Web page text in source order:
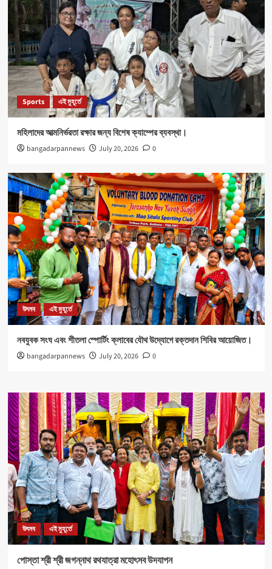
Sports এই মুহূর্তে
মহিলাদের আত্মনির্ভরতা রক্ষার জন্য বিশেষ ক্যাম্পের ব্যবস্থা।
bangadarpannews July 20, 2026 0
উৎসব এই মুহূর্তে
নবযুবক সংঘ এবং শীতলা স্পোর্টিং ক্লাবের যৌথ উদ্যোগে রক্তদান শিবির আয়োজিত।
bangadarpannews July 20, 2026 0
উৎসব এই মুহূর্তে
পোস্তা শ্রী শ্রী জগন্নাথ রথযাত্রা মহোৎসব উদযাপন